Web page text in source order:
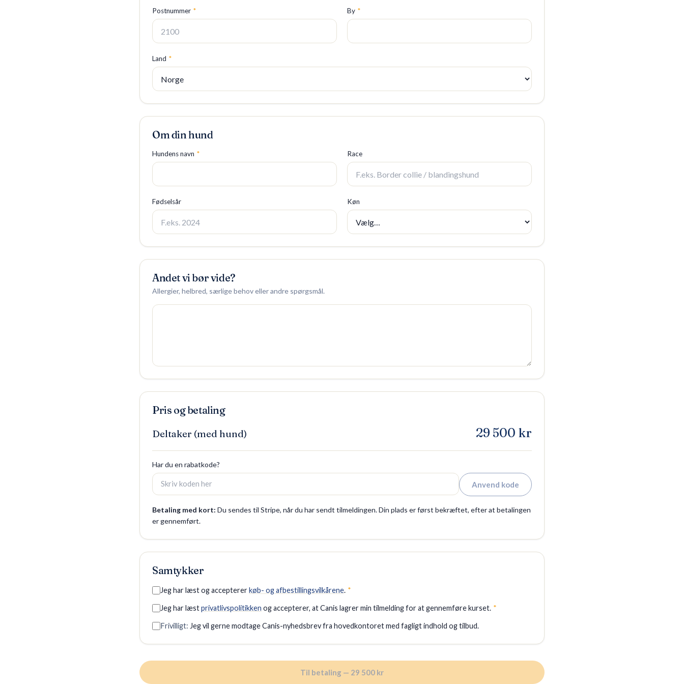
Postnummer * By *
Land *
Om din hund
Hundens navn * Race
Fødselsår Køn
Andet vi bør vide?
Allergier, helbred, særlige behov eller andre spørgsmål.
Pris og betaling
Deltaker (med hund) 29 500 kr
Har du en rabatkode?
Anvend kode
Betaling med kort: Du sendes til Stripe, når du har sendt tilmeldingen. Din plads er først bekræftet, efter at betalingen
er gennemført.
Samtykker
Jeg har læst og acceptererkøb- og afbestillingsvilkårene. *
Jeg har læstprivatlivspolitikken og accepterer, at Canis lagrer min tilmelding for at gennemføre kurset. *
Frivilligt: Jeg vil gerne modtage Canis-nyhedsbrev fra hovedkontoret med fagligt indhold og tilbud.
Til betaling — 29 500 kr